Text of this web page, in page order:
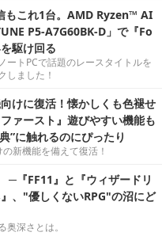
もこれ1台。AMD Ryzen™ AI
P5-A7G60BK-D」で『Fo
駆け回る
ートPCで話題のレースタイトルを
しました！
けに復活！懐かしくも色褪せ
ァースト』遊びやすい機能も
”に触れるのにぴったり
新機能を備えて復活！
─『FF11』と『ウィザードリ
、"優しくないRPG"の沼にど
深さとは。